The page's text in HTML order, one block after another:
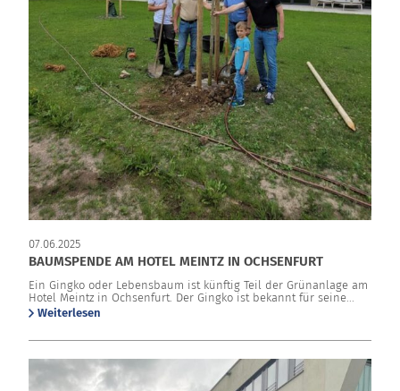
07.06.2025
BAUMSPENDE AM HOTEL MEINTZ IN OCHSENFURT
Ein Gingko oder Lebensbaum ist künftig Teil der Grünanlage am
Hotel Meintz in Ochsenfurt. Der Gingko ist bekannt für seine...
Weiterlesen